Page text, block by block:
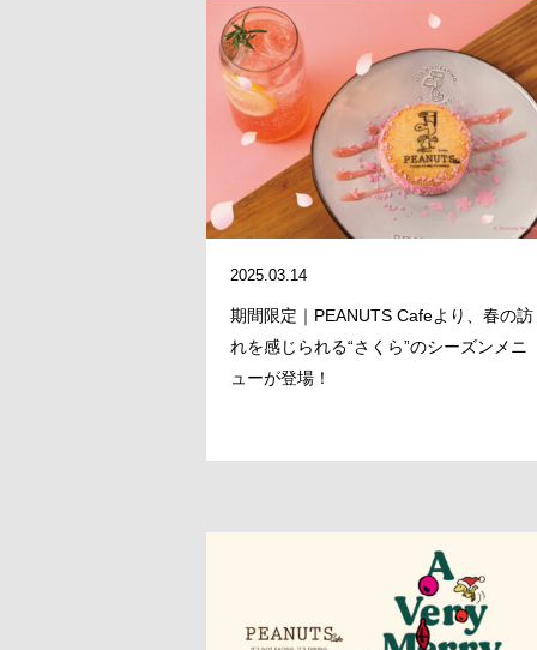
2025.03.14
期間限定｜PEANUTS Cafeより、春の訪
れを感じられる“さくら”のシーズンメニ
ューが登場！